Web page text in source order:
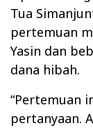
Tua
pertemuan
Yasin dan
dana hibah.
“Pertemuan
pertanyaan.